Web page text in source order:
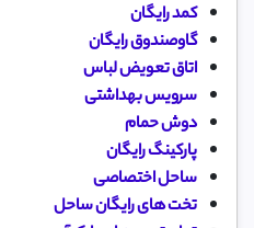
کمد رایگان
گاوصندوق رایگان
اتاق تعویض لباس
سرویس بهداشتی
دوش حمام
پارکینگ رایگان
ساحل اختصاصی
تخت های رایگان ساحل